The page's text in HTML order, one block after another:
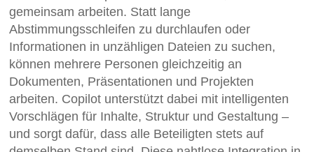
gemeinsam arbeiten. Statt lange
Abstimmungsschleifen zu durchlaufen oder
Informationen in unzähligen Dateien zu suchen,
können mehrere Personen gleichzeitig an
Dokumenten, Präsentationen und Projekten
arbeiten. Copilot unterstützt dabei mit intelligenten
Vorschlägen für Inhalte, Struktur und Gestaltung –
und sorgt dafür, dass alle Beteiligten stets auf